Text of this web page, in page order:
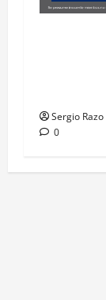
Sergio Razo
0